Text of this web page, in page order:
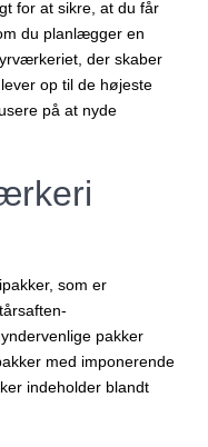
for at sikre, at du får
du planlægger en
der skaber
op til de højeste
på at nyde
som er
pakker
med imponerende
indeholder blandt